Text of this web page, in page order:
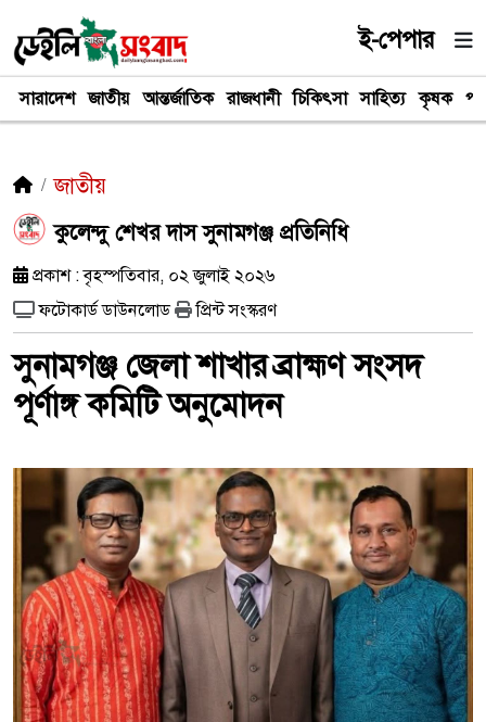
ই-পেপার
সারাদেশ জাতীয় আন্তর্জাতিক রাজধানী চিকিৎসা সাহিত্য কৃষক
জাতীয়
কুলেন্দু শেখর দাস সুনামগঞ্জ প্রতিনিধি
প্রকাশ : বৃহস্পতিবার, ০২ জুলাই ২০২৬
ফটোকার্ড ডাউনলোড
প্রিন্ট সংস্করণ
সুনামগঞ্জ জেলা শাখার ব্রাহ্মণ সংসদ
পূর্ণাঙ্গ কমিটি অনুমোদন